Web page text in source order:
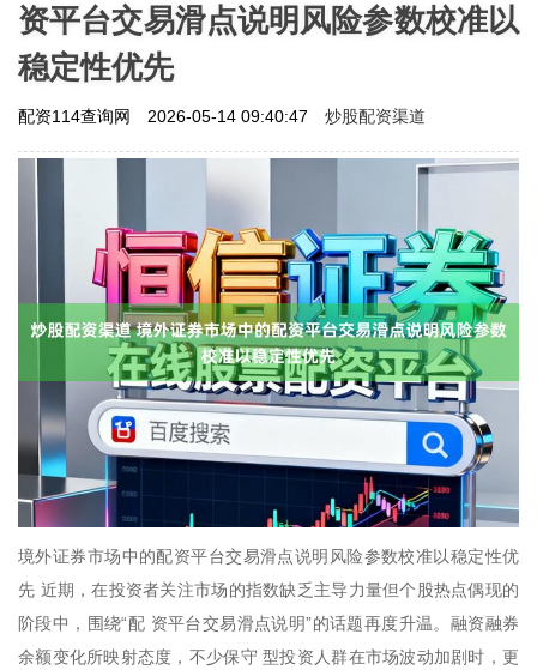
资平台交易滑点说明风险参数校准以
稳定性优先
配资114查询网 2026-05-14 09:40:47 炒股配资渠道
境外证券市场中的配资平台交易滑点说明风险参数校准以稳定性优
先 近期，在投资者关注市场的指数缺乏主导力量但个股热点偶现的
阶段中，围绕“配 资平台交易滑点说明”的话题再度升温。融资融券
余额变化所映射态度，不少保守 型投资人群在市场波动加剧时，更